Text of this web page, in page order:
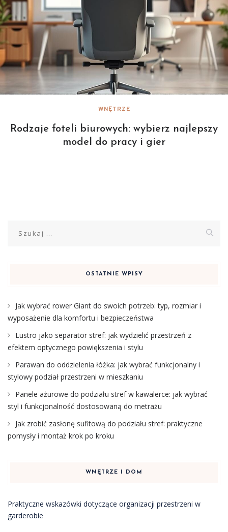
WNĘTRZE
Rodzaje foteli biurowych: wybierz najlepszy
model do pracy i gier
OSTATNIE WPISY
Jak wybrać rower Giant do swoich potrzeb: typ, rozmiar i
wyposażenie dla komfortu i bezpieczeństwa
Lustro jako separator stref: jak wydzielić przestrzeń z
efektem optycznego powiększenia i stylu
Parawan do oddzielenia łóżka: jak wybrać funkcjonalny i
stylowy podział przestrzeni w mieszkaniu
Panele ażurowe do podziału stref w kawalerce: jak wybrać
styl i funkcjonalność dostosowaną do metrażu
Jak zrobić zasłonę sufitową do podziału stref: praktyczne
pomysły i montaż krok po kroku
WNĘTRZE I DOM
Praktyczne wskazówki dotyczące organizacji przestrzeni w
garderobie